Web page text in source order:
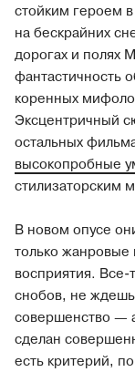
стойким героем
на бескрайних
дорогах и полях
фантастичность
коренных
Эксцентричный
остальных
высокопробные
стилизаторским
В новом опусе
только жанровые
восприятия. Все-
снобов, не ждешь
совершенство —
сделан
есть критерий,